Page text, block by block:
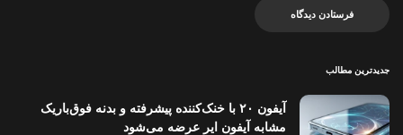
جدیدترین مطالب
آیفون ۲۰ با خنک‌کننده پیشرفته و بدنه فوق‌باریک
مشابه آیفون ایر عرضه می‌شود